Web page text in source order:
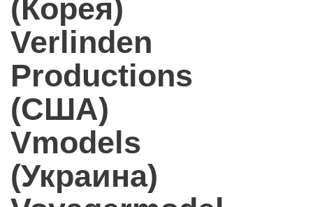
(Корея)
Verlinden
Productions
(США)
Vmodels
(Украина)